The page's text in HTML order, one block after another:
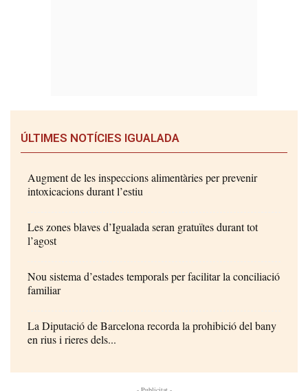
ÚLTIMES NOTÍCIES IGUALADA
Augment de les inspeccions alimentàries per prevenir
intoxicacions durant l’estiu
Les zones blaves d’Igualada seran gratuïtes durant tot
l’agost
Nou sistema d’estades temporals per facilitar la conciliació
familiar
La Diputació de Barcelona recorda la prohibició del bany
en rius i rieres dels...